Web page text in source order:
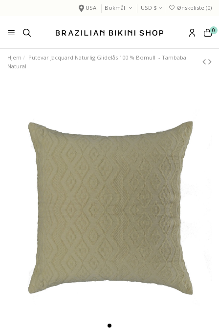
USA Bokmål USD $ Ønskeliste (0)
0
Hjem
Putevar Jacquard Naturlig Glidelås 100 % Bomull - Tambaba
Natural